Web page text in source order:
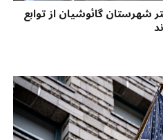
به بزرگی 4.9 ریشتر شهرستان گائوشیان از توابع